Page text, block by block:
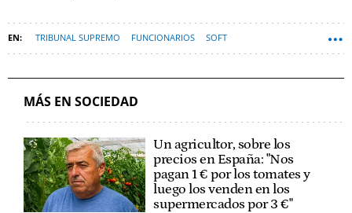
TRIBUNAL SUPREMO FUNCIONARIOS SOFT
MÁS EN SOCIEDAD
Un agricultor, sobre los
precios en España: "Nos
pagan 1 € por los tomates y
luego los venden en los
supermercados por 3 €"